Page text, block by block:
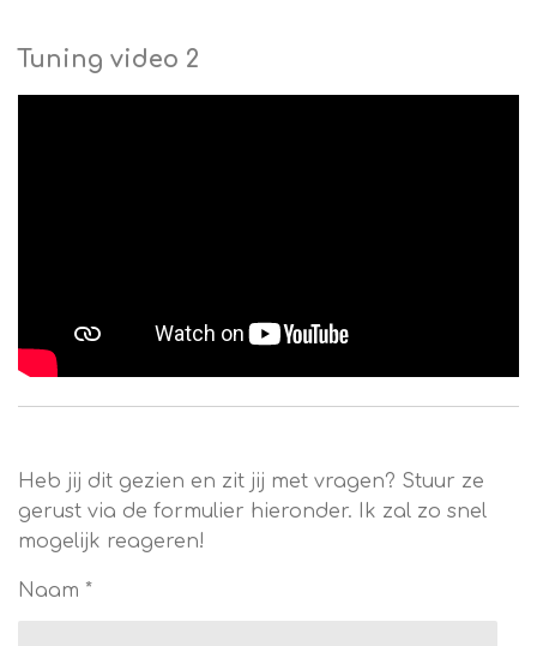
Tuning video 2
Heb jij dit gezien en zit jij met vragen? Stuur ze
gerust via de formulier hieronder. Ik zal zo snel
mogelijk reageren!
Naam *